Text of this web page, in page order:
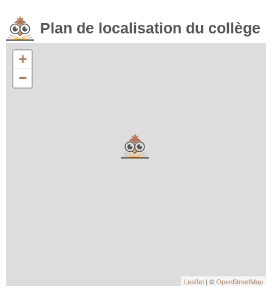
Plan de localisation du collège
+
−
Leaflet | ©OpenStreetMap